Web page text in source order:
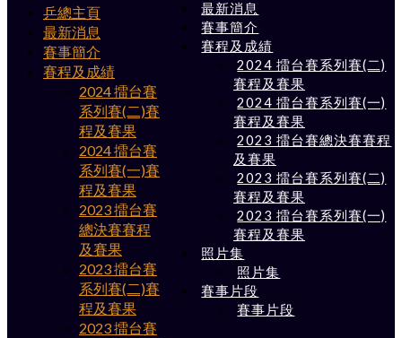
最新消息
賽事簡介
賽程及成績
2024 擂台賽系列賽(二)
賽程及賽果
2024 擂台賽系列賽(一)
賽程及賽果
2023 擂台賽總決賽賽程
及賽果
2023 擂台賽系列賽(二)
賽程及賽果
2023 擂台賽系列賽(一)
賽程及賽果
照片集
照片集
賽事片段
賽事片段
乒總主頁
最新消息
賽事簡介
賽程及成績
2024 擂台賽
系列賽(二)賽
程及賽果
2024 擂台賽
系列賽(一)賽
程及賽果
2023 擂台賽
總決賽賽程
及賽果
2023 擂台賽
系列賽(二)賽
程及賽果
2023 擂台賽